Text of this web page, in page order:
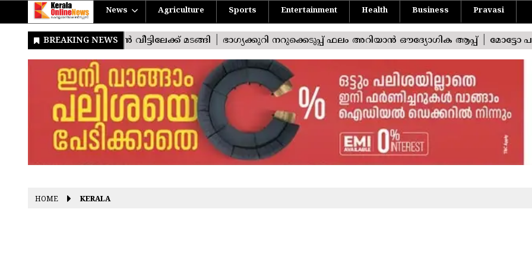
News Agriculture Sports Entertainment Health Business Pravasi
HOME KERALA